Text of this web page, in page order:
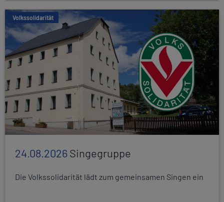
Volkssolidarität
24.08.2026Singegruppe
Die Volkssolidarität lädt zum gemeinsamen Singen ein